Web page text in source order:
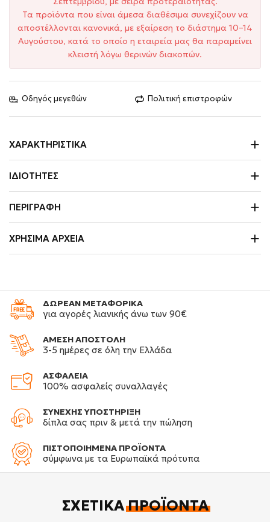
Τα προϊόντα που είναι άμεσα διαθέσιμα συνεχίζουν να
αποστέλλονται κανονικά, με εξαίρεση το διάστημα 10–14
Αυγούστου, κατά το οποίο η εταιρεία μας θα παραμείνει
κλειστή λόγω θερινών διακοπών.
Οδηγός μεγεθών Πολιτική επιστροφών
ΧΑΡΑΚΤΗΡΙΣΤΙΚΆ
ΙΔΙΌΤΗΤΕΣ
ΠΕΡΙΓΡΑΦΉ
ΧΡΉΣΙΜΑ ΑΡΧΕΊΑ
ΔΩΡΕΑΝ ΜΕΤΑΦΟΡΙΚΑ
για αγορές λιανικής άνω των 90€
ΑΜΕΣΗ ΑΠΟΣΤΟΛΗ
3-5 ημέρες σε όλη την Ελλάδα
ΑΣΦΑΛΕΙΑ
100% ασφαλείς συναλλαγές
ΣΥΝΕΧΗΣ ΥΠΟΣΤΗΡΙΞΗ
δίπλα σας πριν & μετά την πώληση
ΠΙΣΤΟΠΟΙΗΜΕΝΑ ΠΡΟΪΟΝΤΑ
σύμφωνα με τα Ευρωπαϊκά πρότυπα
ΣΧΕΤΙΚΆΠΡΟΪΌΝΤΑ